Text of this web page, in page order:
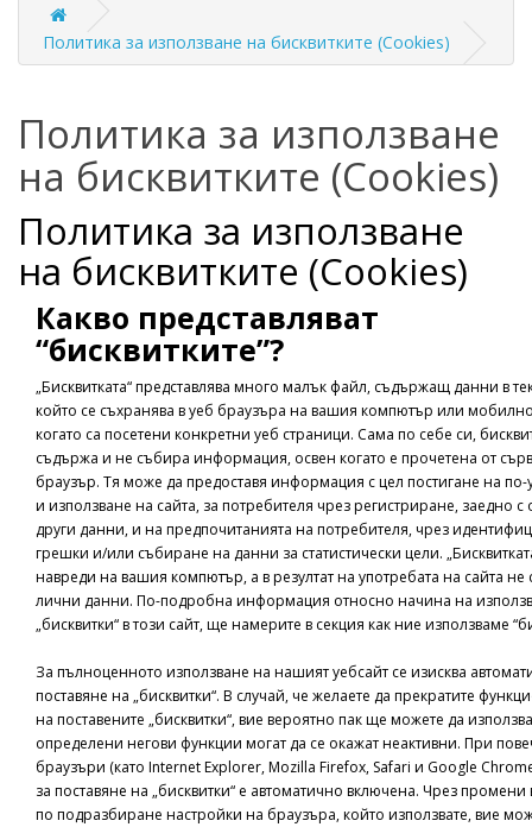
Политика за използване на бисквитките (Cookies)
Политика за използване
на бисквитките (Cookies)
Политика за използване
на бисквитките (Cookies)
Какво представляват
“бисквитките”?
„Бисквитката“ представлява много малък файл, съдържащ данни в
който се съхранява в уеб браузъра на вашия компютър или мобилно
когато са посетени конкретни уеб страници. Сама по себе си,
съдържа и не събира информация, освен когато е прочетена от
браузър. Тя може да предоставя информация с цел постигане на по-
и използване на сайта, за потребителя чрез регистриране, заедно с
други данни, и на предпочитанията на потребителя, чрез
грешки и/или събиране на данни за статистически цели.
навреди на вашия компютър, а в резултат на употребата на сайта не
лични данни. По-подробна информация относно начина на
„бисквитки“ в този сайт, ще намерите в секция как ние използваме
За пълноценното използване на нашият уебсайт се изисква
поставяне на „бисквитки“. В случай, че желаете да прекратите
на поставените „бисквитки“, вие вероятно пак ще можете да
определени негови функции могат да се окажат неактивни. При
браузъри (като Internet Explorer, Mozilla Firefox, Safari и Google
за поставяне на „бисквитки“ е автоматично включена. Чрез промени
по подразбиране настройки на браузъра, който използвате, вие